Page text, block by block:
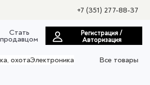
+7 (351) 277-88-37
Стать
продавцом
Регистрация /
Авторизация
охотаЭлектроника
Все товары